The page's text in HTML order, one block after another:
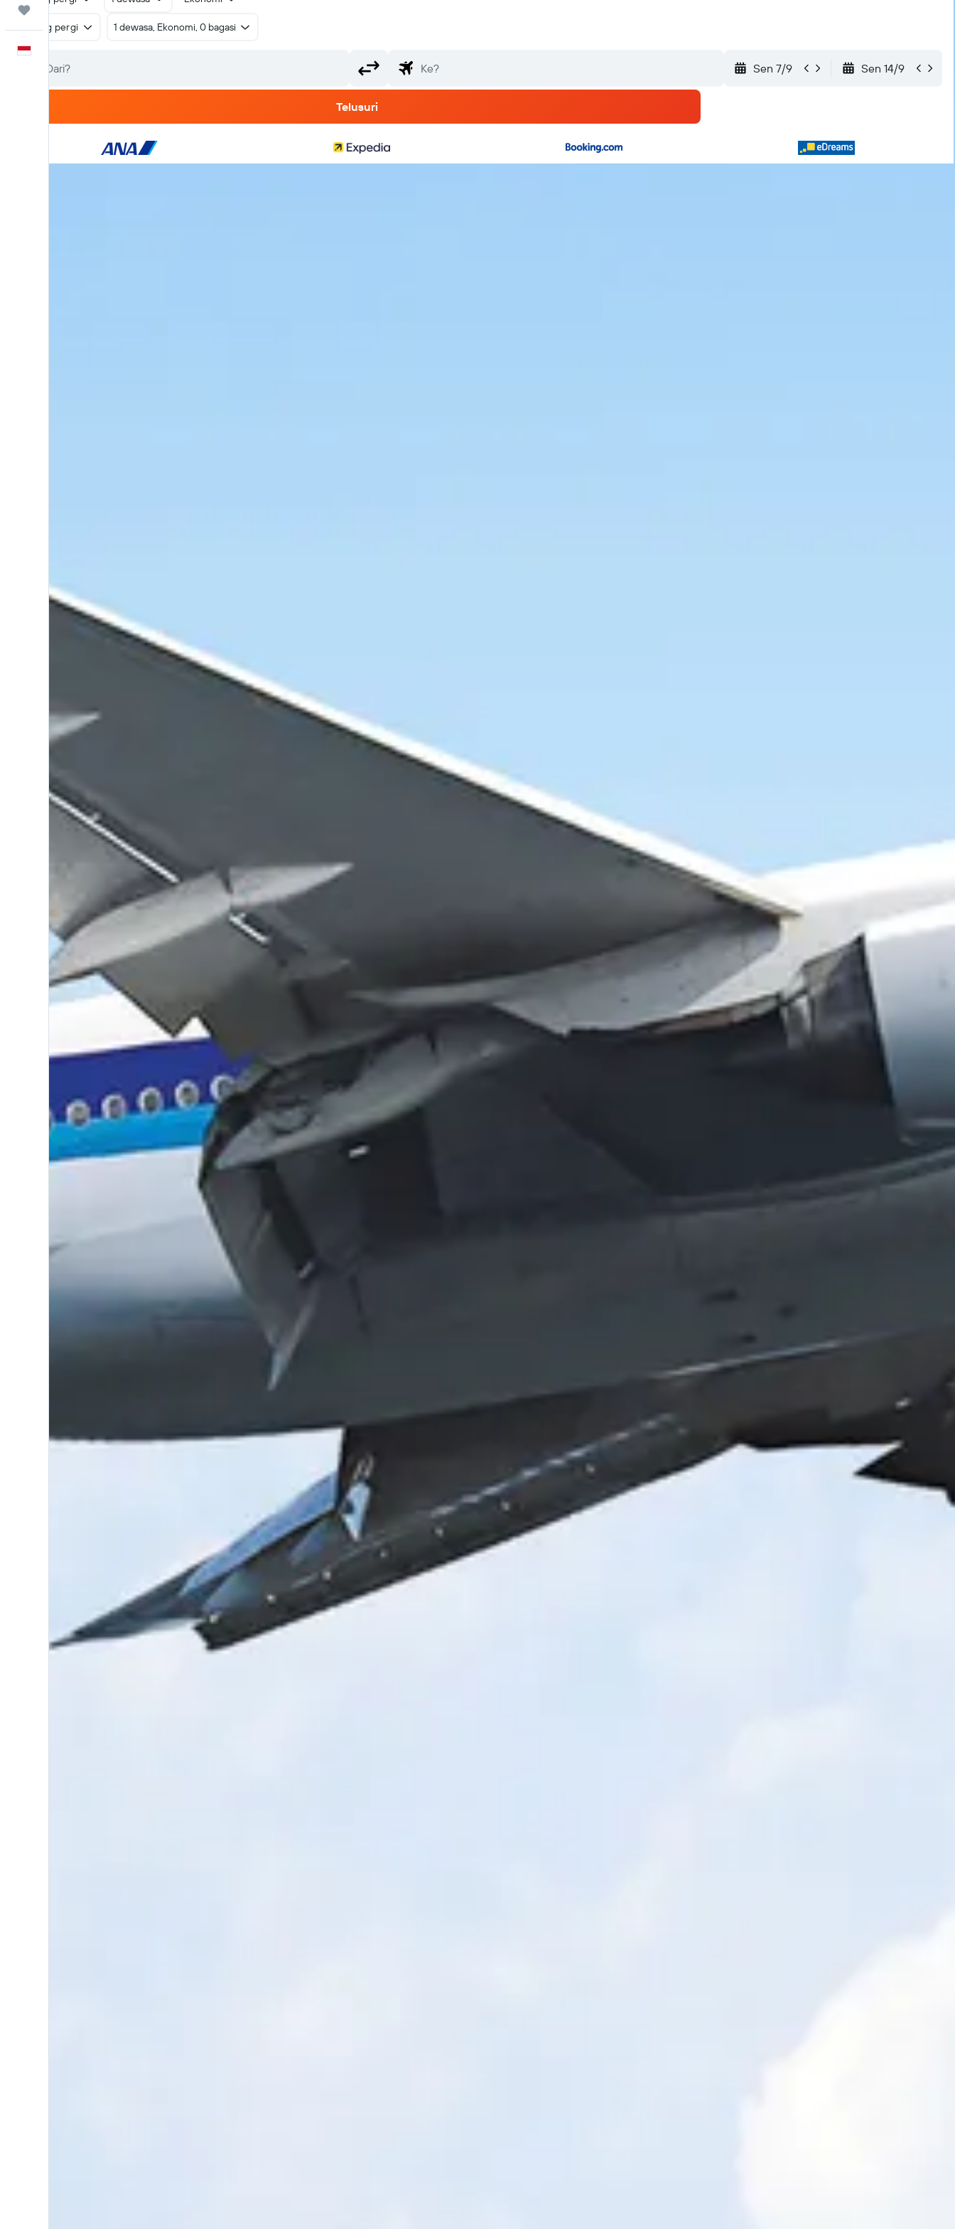
Pulang pergi 1 dewasa, Ekonomi, 0 bagasi
Sen 7/9 Sen 14/9
Telusuri